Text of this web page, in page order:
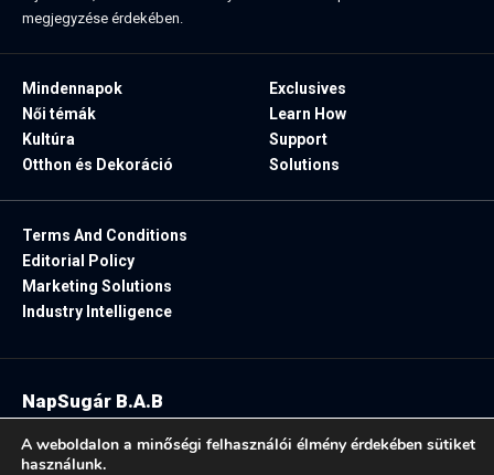
megjegyzése érdekében.
Mindennapok
Női témák
Kultúra
Otthon és Dekoráció
Exclusives
Learn How
Support
Solutions
Terms And Conditions
Editorial Policy
Marketing Solutions
Industry Intelligence
NapSugár B.A.B
2025. Minden jog fenntartva.
A weboldalon a minőségi felhasználói élmény érdekében sütiket
használunk.